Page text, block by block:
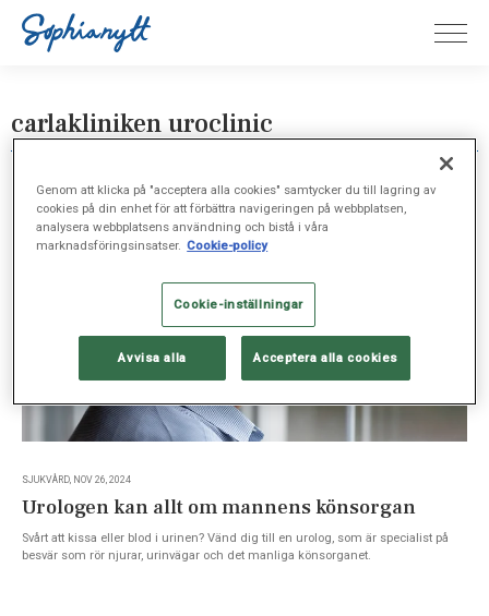
carlakliniken uroclinic
SJUKVÅRD, NOV 26, 2024
Urologen kan allt om mannens könsorgan
Svårt att kissa eller blod i urinen? Vänd dig till en urolog, som är specialist på
besvär som rör njurar, urinvägar och det manliga könsorganet.
Genom att klicka på "acceptera alla cookies" samtycker du till lagring av
cookies på din enhet för att förbättra navigeringen på webbplatsen,
analysera webbplatsens användning och bistå i våra
marknadsföringsinsatser. Cookie-policy
Cookie-inställningar
Avvisa alla Acceptera alla cookies